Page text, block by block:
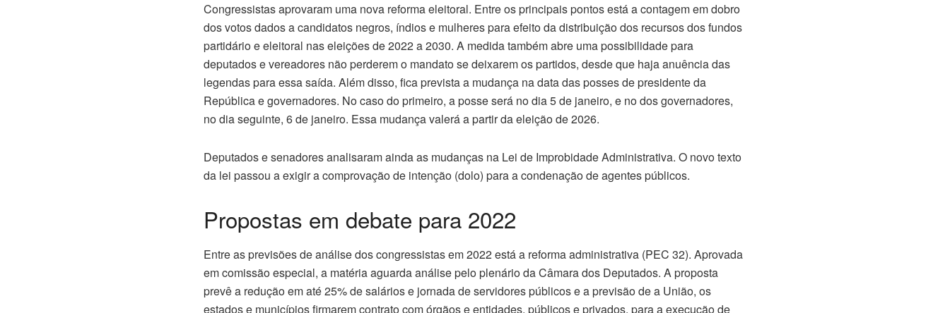
Congressistas aprovaram uma nova reforma eleitoral. Entre os principais pontos está a contagem em dobro
dos votos dados a candidatos negros, índios e mulheres para efeito da distribuição dos recursos dos fundos
partidário e eleitoral nas eleições de 2022 a 2030. A medida também abre uma possibilidade para
deputados e vereadores não perderem o mandato se deixarem os partidos, desde que haja anuência das
legendas para essa saída. Além disso, fica prevista a mudança na data das posses de presidente da
República e governadores. No caso do primeiro, a posse será no dia5 de janeiro, e no dos governadores,
no dia seguinte, 6 de janeiro. Essa mudança valerá a partir da eleição de 2026.
Deputados e senadores analisaram ainda as mudanças na Lei de Improbidade Administrativa. O novo texto
da lei passou a exigir a comprovação de intenção (dolo) para a condenação de agentes públicos.
Propostas em debate para 2022
Entre as previsões de análise dos congressistas em 2022 está a reforma administrativa (PEC 32). Aprovada
em comissão especial, a matéria aguarda análise pelo plenário da Câmara dos Deputados. A proposta
prevê a redução em até 25% de salários e jornada de servidores públicos e a previsão de a União, os
estados e municípios firmarem contrato com órgãos e entidades, públicos e privados, para a execução de